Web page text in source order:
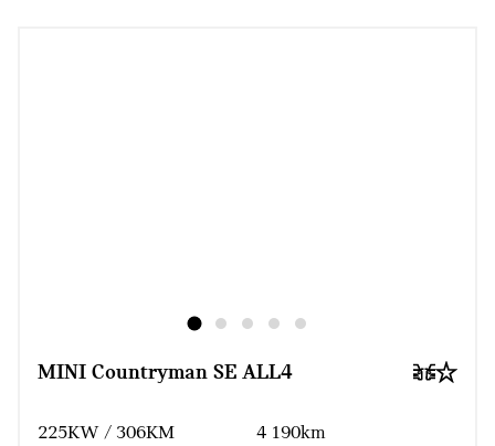
MINI Countryman SE ALL4
225KW / 306KM
4 190km